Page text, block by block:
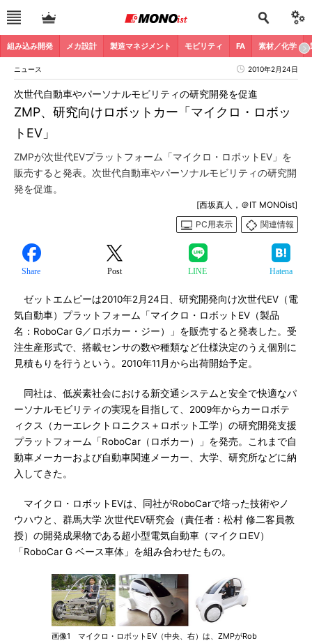
組み込み開発 メカ設計 製造マネジメント モビリティ FA 素材／化学
ニュース 2010年2月24日
ZMP、研究向けロボットカー「マイクロ・ロボッ
トEV」
次世代自動車やパーソナルモビリティの研究開発を促進
ZMPが次世代EVプラットフォーム「マイクロ・ロボットEV」を
販売すると発表。次世代自動車やパーソナルモビリティの研究開
発を促進。
[西坂真人，＠IT MONOist]
PC用表示
関連情報
Share Post LINE Hatena
ゼットエムピーは2010年2月24日、研究開発向け次世代EV（電
気自動車）プラットフォーム「マイクロ・ロボットEV（製品
名：RoboCar G／ロボカー・ジー）」を販売すると発表した。受
注生産形式で、搭載センサの数や種類など仕様決定のうえ個別に
見積もりを行うという。2010年11月から出荷開始予定。
同社は、低炭素社会における新交通システムと安全で快適なパ
ーソナルモビリティの実現を目指して、2009年からカーロボテ
ィクス（カーエレクトロニクス＋ロボット工学）の研究開発支援
プラットフォーム「RoboCar（ロボカー）」を発売。これまで自
動車メーカーおよび自動車関連メーカー、大学、研究所などに納
入してきた。
マイクロ・ロボットEVは、同社がRoboCarで培った技術やノ
ウハウと、群馬大学 次世代EV研究会（責任者：松村 修二客員教
授）の開発成果物である超小型電気自動車（マイクロEV）
「RoboCar G ベース車体」を組み合わせたもの。
画像1 マイクロ・ロボットEV（中央、右）は、ZMPがRob